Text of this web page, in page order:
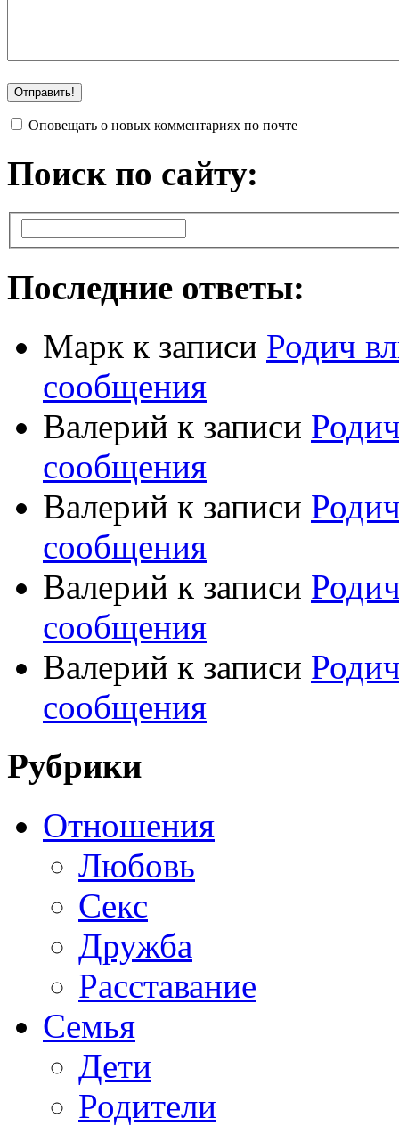
Оповещать о новых комментариях по почте
Поиск по сайту:
Последние ответы:
Марк к записи Родич
сообщения
Валерий к записи
сообщения
Валерий к записи
сообщения
Валерий к записи
сообщения
Валерий к записи
сообщения
Рубрики
Отношения
Любовь
Секс
Дружба
Расставание
Семья
Дети
Родители